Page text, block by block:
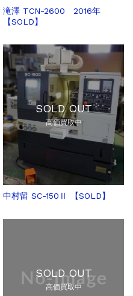
滝澤 TCN-2600 2016年
【SOLD】
SOLD OUT
高価買取中
中村留 SC-150Ⅱ 【SOLD】
SOLD OUT
高価買取中